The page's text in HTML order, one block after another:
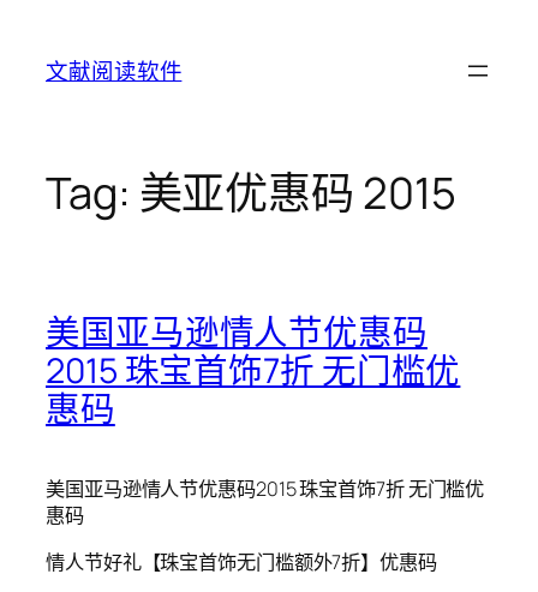
content
文献阅读软件
Tag: 美亚优惠码 2015
美国亚马逊情人节优惠码
2015 珠宝首饰7折 无门槛优
惠码
美国亚马逊情人节优惠码2015 珠宝首饰7折 无门槛优
惠码
情人节好礼【珠宝首饰无门槛额外7折】优惠码